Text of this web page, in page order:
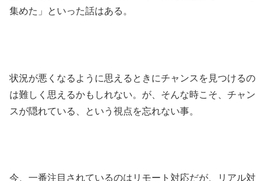
集めた」といった話はある。
状況が悪くなるように思えるときにチャンスを見つけるの
は難しく思えるかもしれない。が、そんな時こそ、チャン
スが隠れている、という視点を忘れない事。
今、一番注目されているのはリモート対応だが、リアル対